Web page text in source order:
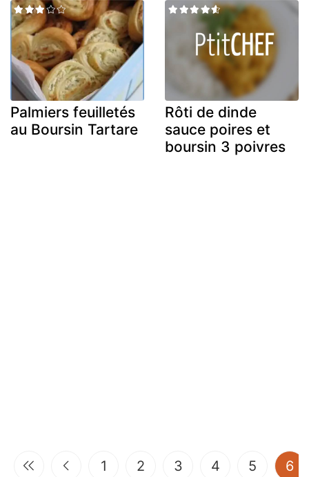
Palmiers feuilletés
au Boursin Tartare
Rôti de dinde
sauce poires et
boursin 3 poivres
1 2 3 4 5 6